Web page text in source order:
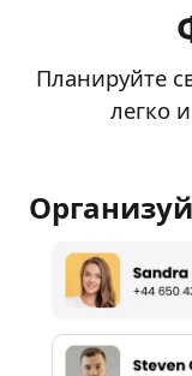
Планируйте
легко